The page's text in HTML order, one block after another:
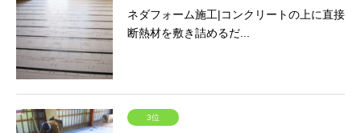
ネダフォーム施工|コンクリートの上に直接
断熱材を敷き詰めるだ...
3位